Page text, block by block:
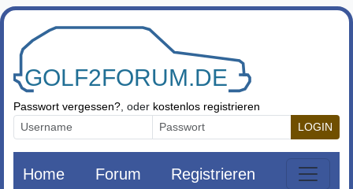
Zum Inhalt springen
Passwort vergessen? , oder kostenlos registrieren
LOGIN
Home Forum Registrieren